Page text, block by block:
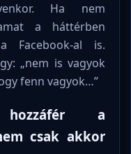
Ha nem
a háttérben
Facebook-al is.
„nem is vagyok
fenn vagyok…”
a
csak akkor